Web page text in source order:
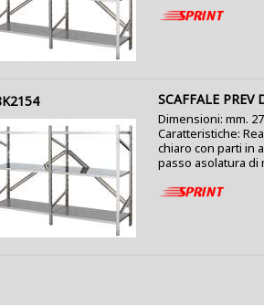
SCAFFALE
Dimensioni: mm.
Caratteristiche:
chiaro con parti in
passo asolatura di